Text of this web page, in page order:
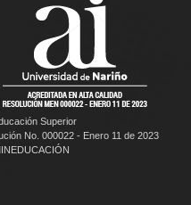
Superior
No. 000022 - Enero 11 de 2023